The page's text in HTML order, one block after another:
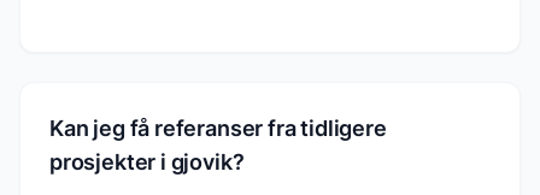
Kan jeg få referanser fra tidligere
prosjekter i gjovik?